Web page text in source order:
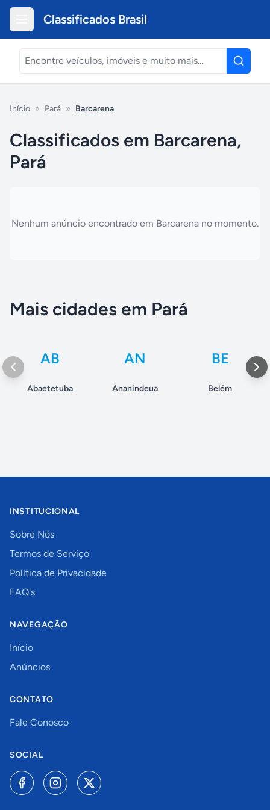
Classificados Brasil
Início » Pará » Barcarena
Classificados em Barcarena,
Pará
Nenhum anúncio encontrado em Barcarena no momento.
Mais cidades em Pará
AB
Abaetetuba
AN
Ananindeua
BE
Belém
INSTITUCIONAL
Sobre Nós
Termos de Serviço
Política de Privacidade
FAQ's
NAVEGAÇÃO
Início
Anúncios
CONTATO
Fale Conosco
SOCIAL